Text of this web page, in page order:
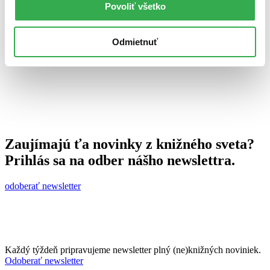
Povoliť všetko
Odmietnuť
22. októbra 2010
Zaujímajú ťa novinky z knižného sveta?
Prihlás sa na odber nášho newslettra.
odoberať newsletter
Každý týždeň pripravujeme newsletter plný (ne)knižných noviniek.
Odoberať newsletter